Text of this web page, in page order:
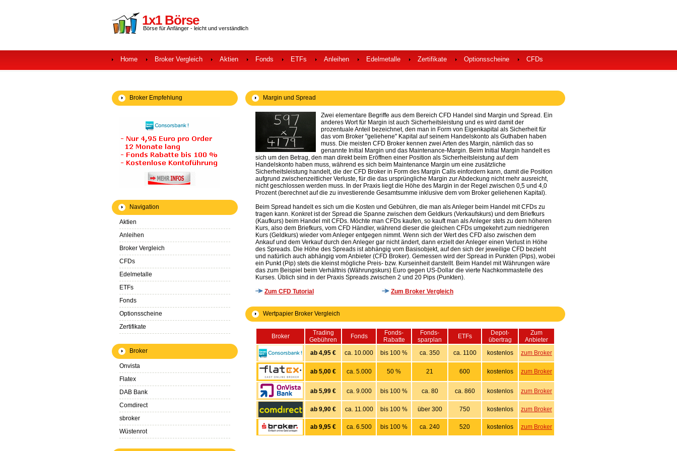
1x1 Börse
Börse für Anfänger - leicht und verständlich
Home Broker Vergleich Aktien Fonds ETFs Anleihen Edelmetalle Zertifikate Optionsscheine CFDs
Margin und Spread
Zwei elementare Begriffe aus dem Bereich CFD Handel sind Margin und Spread. Ein
anderes Wort für Margin ist auch Sicherheitsleistung und es wird damit der
prozentuale Anteil bezeichnet, den man in Form von Eigenkapital als Sicherheit für
das vom Broker "geliehene" Kapital auf seinem Handelskonto als Guthaben haben
muss. Die meisten CFD Broker kennen zwei Arten des Margin, nämlich das so
genannte Initial Margin und das Maintenance-Margin. Beim Initial Margin handelt es
sich um den Betrag, den man direkt beim Eröffnen einer Position als Sicherheitsleistung auf dem
Handelskonto haben muss, während es sich beim Maintenance Margin um eine zusätzliche
Sicherheitsleistung handelt, die der CFD Broker in Form des Margin Calls einfordern kann, damit die Position
aufgrund zwischenzeitlicher Verluste, für die das ursprüngliche Margin zur Abdeckung nicht mehr ausreicht,
nicht geschlossen werden muss. In der Praxis liegt die Höhe des Margin in der Regel zwischen 0,5 und 4,0
Prozent (berechnet auf die zu investierende Gesamtsumme inklusive dem vom Broker geliehenen Kapital).
Beim Spread handelt es sich um die Kosten und Gebühren, die man als Anleger beim Handel mit CFDs zu
tragen kann. Konkret ist der Spread die Spanne zwischen dem Geldkurs (Verkaufskurs) und dem Briefkurs
(Kaufkurs) beim Handel mit CFDs. Möchte man CFDs kaufen, so kauft man als Anleger stets zu dem höheren
Kurs, also dem Briefkurs, vom CFD Händler, während dieser die gleichen CFDs umgekehrt zum niedrigeren
Kurs (Geldkurs) wieder vom Anleger entgegen nimmt. Wenn sich der Wert des CFD also zwischen dem
Ankauf und dem Verkauf durch den Anleger gar nicht ändert, dann erzielt der Anleger einen Verlust in Höhe
des Spreads. Die Höhe des Spreads ist abhängig vom Basisobjekt, auf den sich der jeweilige CFD bezieht
und natürlich auch abhängig vom Anbieter (CFD Broker). Gemessen wird der Spread in Punkten (Pips), wobei
ein Punkt (Pip) stets die kleinst mögliche Preis- bzw. Kurseinheit darstellt. Beim Handel mit Währungen wäre
das zum Beispiel beim Verhältnis (Währungskurs) Euro gegen US-Dollar die vierte Nachkommastelle des
Kurses. Üblich sind in der Praxis Spreads zwischen 2 und 20 Pips (Punkten).
Zum CFD Tutorial
Zum Broker Vergleich
Wertpapier Broker Vergleich
Broker
Trading
Gebühren
Fonds
Fonds-
Rabatte
Fonds-
sparplan
ETFs
Depot-
übertrag
Zum
Anbieter
ab 4,95 €
ca. 10.000 bis 100 % ca. 350 ca. 1100 kostenlos zum Broker
ab 5,00 € ca. 5.000 50 % 21 600 kostenlos zum Broker
ab 5,99 € ca. 9.000 bis 100 % ca. 80 ca. 860 kostenlos zum Broker
ab 9,90 € ca. 11.000 bis 100 % über 300 750 kostenlos zum Broker
ab 9,95 € ca. 6.500 bis 100 % ca. 240 520 kostenlos zum Broker
Broker Empfehlung
Navigation
Aktien
Anleihen
Broker Vergleich
CFDs
Edelmetalle
ETFs
Fonds
Optionsscheine
Zertifikate
Broker
Onvista
Flatex
DAB Bank
Comdirect
sbroker
Wüstenrot